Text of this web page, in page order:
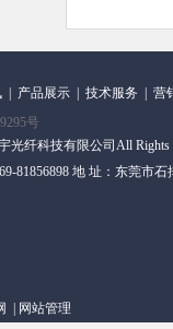
| 产品展示 | 技术服务 | 营
号
光纤科技有限公司All
81856898 地 址：东莞市
| 网站管理